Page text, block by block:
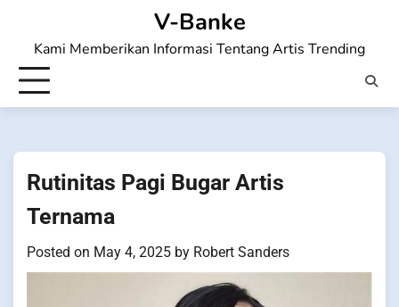
content
V-Banke
Kami Memberikan Informasi Tentang Artis Trending
Rutinitas Pagi Bugar Artis
Ternama
Posted on May 4, 2025 by Robert Sanders